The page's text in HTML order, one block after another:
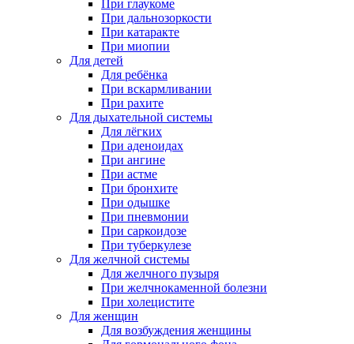
При глаукоме
При дальнозоркости
При катаракте
При миопии
Для детей
Для ребёнка
При вскармливании
При рахите
Для дыхательной системы
Для лёгких
При аденоидах
При ангине
При астме
При бронхите
При одышке
При пневмонии
При саркоидозе
При туберкулезе
Для желчной системы
Для желчного пузыря
При желчнокаменной болезни
При холецистите
Для женщин
Для возбуждения женщины